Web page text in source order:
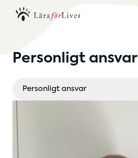
Personligt ansvar
Personligt ansvar